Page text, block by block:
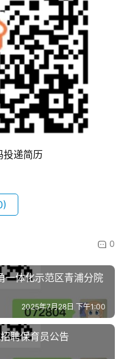
投递简历
0
一体化示范区青浦分院
2025年7月28日 下午1:00
聘保育员公告